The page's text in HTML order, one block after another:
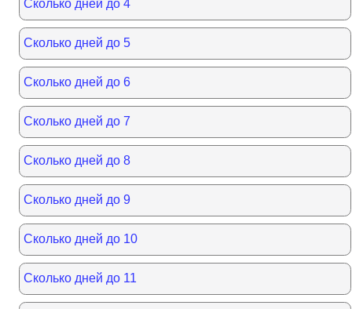
Сколько дней до 4
Сколько дней до 5
Сколько дней до 6
Сколько дней до 7
Сколько дней до 8
Сколько дней до 9
Сколько дней до 10
Сколько дней до 11